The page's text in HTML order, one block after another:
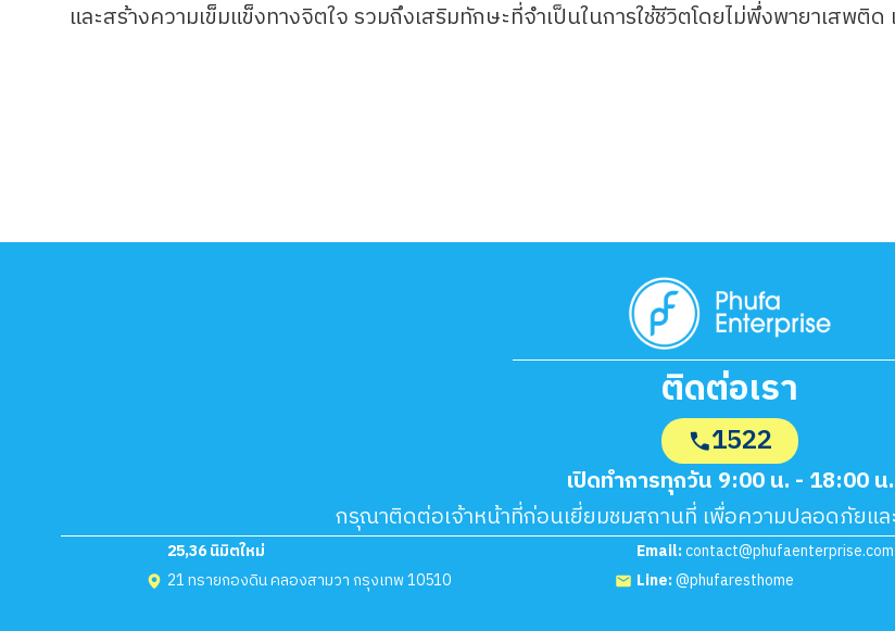
และสร้างความเข็มแข็งทางจิตใจ รวมถึงเสริมทักษะที่จำเป็นในการใช้ชีวิตโดยไม่พึ่งพายาเสพ
ติดต่อเรา
1522
เปิดทำการทุกวัน 9:00 น. - 18:00 น.
กรุณาติดต่อเจ้าหน้าที่ก่อนเยี่ยมชมสถานที่ เพื่อความปลอดภัยแ
25,36 นิมิตใหม่
21 ทรายกองดิน คลองสามวา กรุงเทพ 10510
Email:contact@phufaenterprise.com
Line:@phufaresthome